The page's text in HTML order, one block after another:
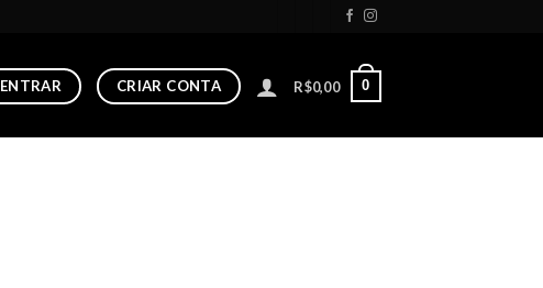
ENTRAR CRIAR CONTA R$0,00 0